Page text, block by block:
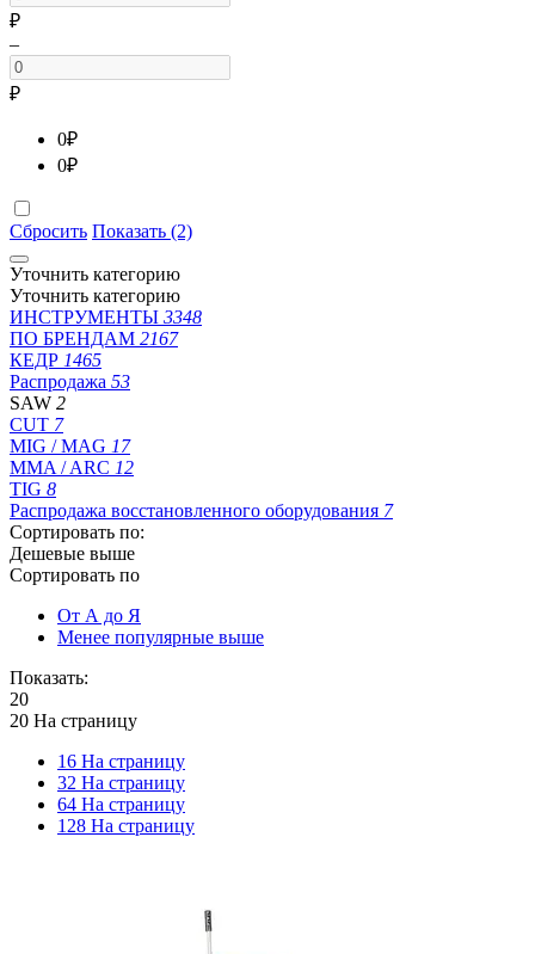
₽
–
₽
0₽
0₽
Сбросить Показать (2)
Уточнить категорию
Уточнить категорию
ИНСТРУМЕНТЫ 3348
ПО БРЕНДАМ 2167
КЕДР 1465
Распродажа 53
SAW 2
CUT 7
MIG / MAG 17
MMA / ARC 12
TIG 8
Распродажа восстановленного оборудования 7
Сортировать по:
Дешевые выше
Сортировать по
От А до Я
Менее популярные выше
Показать:
20
20 На страницу
16 На страницу
32 На страницу
64 На страницу
128 На страницу